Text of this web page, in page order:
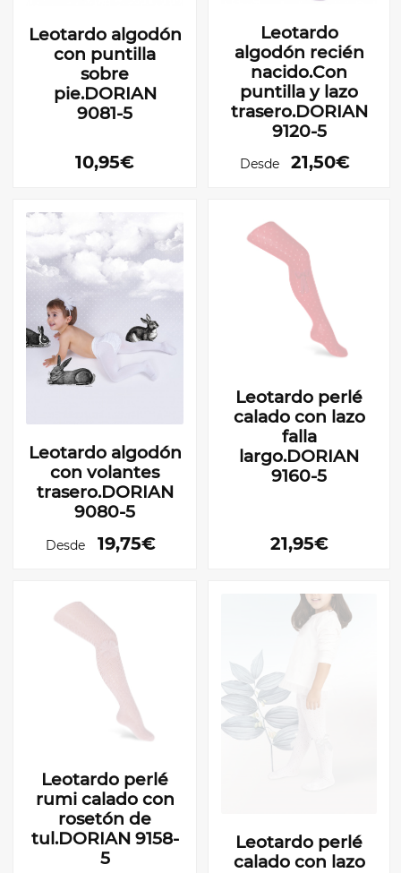
Leotardo algodón
con puntilla
sobre
pie.DORIAN
9081-5
10,95€
Leotardo
algodón recién
nacido.Con
puntilla y lazo
trasero.DORIAN
9120-5
Desde 21,50€
Leotardo algodón
con volantes
trasero.DORIAN
9080-5
Desde 19,75€
Leotardo perlé
calado con lazo
falla
largo.DORIAN
9160-5
21,95€
Leotardo perlé
rumi calado con
rosetón de
tul.DORIAN 9158-
5
Leotardo perlé
calado con lazo